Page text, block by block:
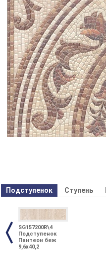
Подступенок Ступень
Декор Бордюр
SG157200R\4
Подступенок
Пантеон беж
9,6х40,2